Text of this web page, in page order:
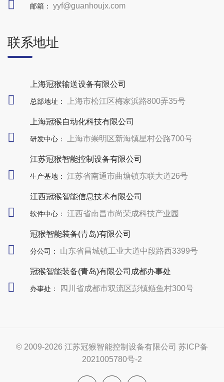
邮箱： yyf@guanhoujx.com
联系地址
上海冠猴输送设备有限公司
总部地址： 上海市松江区梅家浜路800弄35号
上海冠猴自动化科技有限公司
研发中心： 上海市崇明区新海镇星村公路700号
江苏冠猴智能控制设备有限公司
生产基地： 江苏省南通市曲塘镇东联大道26号
江西冠猴智能信息技术有限公司
软件中心： 江西省南昌市尚荣成科技产业园
冠猴智能装备(青岛)有限公司
分公司： 山东省昌城镇工业大道中段路西3399号
冠猴智能装备(青岛)有限公司成都办事处
办事处： 四川省成都市双流区彭镇鲢鱼村300号
© 2009-2026 江苏冠猴智能控制设备有限公司 苏ICP备
2021005780号-2